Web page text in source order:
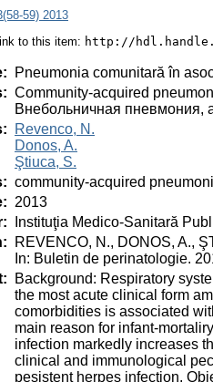
59) 2013
to this item: http://
:
Pneumonia comunitară în
: Community-acquired
Внебольничная пневмония,
:
Revenco, N.
Donos, A.
Ştiuca, S.
: community-acquired
: 2013
:
Instituţia Medico-Sanitară
:
REVENCO, N., DONOS, A.,
In: Buletin de perinatologie.
:
Background: Respiratory
the most acute clinical form
comorbidities is associated
main reason for infant-
infection markedly increases
clinical and immunological
pesistent herpes infection.